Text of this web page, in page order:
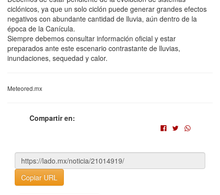
ciclónicos, ya que un solo ciclón puede generar grandes efectos
negativos con abundante cantidad de lluvia, aún dentro de la
época de la Canícula.
Siempre debemos consultar información oficial y estar
preparados ante este escenario contrastante de lluvias,
inundaciones, sequedad y calor.
Meteored.mx
Compartir en:
Copiar URL